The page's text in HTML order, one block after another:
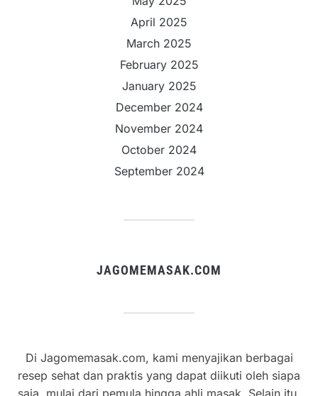
April 2025
March 2025
February 2025
January 2025
December 2024
November 2024
October 2024
September 2024
JAGOMEMASAK.COM
Di Jagomemasak.com, kami menyajikan berbagai
resep sehat dan praktis yang dapat diikuti oleh siapa
saja, mulai dari pemula hingga ahli masak. Selain itu,